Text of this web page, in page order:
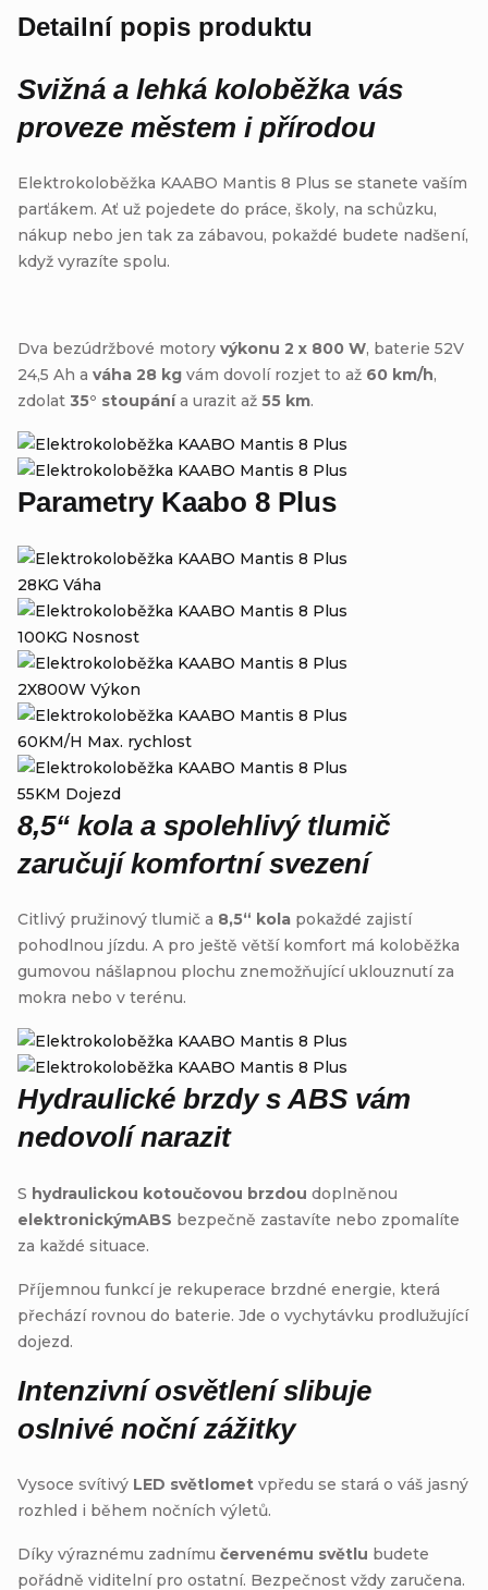
Detailní popis produktu
Svižná a lehká koloběžka vás
proveze městem i přírodou
Elektrokoloběžka KAABO Mantis 8 Plus se stanete vaším
parťákem. Ať už pojedete do práce, školy, na schůzku,
nákup nebo jen tak za zábavou, pokaždé budete nadšení,
když vyrazíte spolu.
Dva bezúdržbové motory výkonu 2 x 800 W, baterie 52V
24,5 Ah a váha 28 kg vám dovolí rozjet to až 60 km/h,
zdolat 35° stoupánía urazit až 55 km.
Parametry Kaabo 8 Plus
28KG Váha
100KG Nosnost
2X800W Výkon
60KM/H Max. rychlost
55KM Dojezd
8,5“ kola a spolehlivý tlumič
zaručují komfortní svezení
Citlivý pružinový tlumič a 8,5“ kola pokaždé zajistí
pohodlnou jízdu. A pro ještě větší komfort má koloběžka
gumovou nášlapnou plochu znemožňující uklouznutí za
mokra nebo v terénu.
Hydraulické brzdy s ABS vám
nedovolí narazit
S hydraulickou kotoučovou brzdou doplněnou
elektronickýmABS bezpečně zastavíte nebo zpomalíte
za každé situace.
Příjemnou funkcí je rekuperace brzdné energie, která
přechází rovnou do baterie. Jde o vychytávku prodlužující
dojezd.
Intenzivní osvětlení slibuje
oslnivé noční zážitky
Vysoce svítivý LED světlomet vpředu se stará o váš jasný
rozhled i během nočních výletů.
Díky výraznému zadnímu červenému světlu budete
pořádně viditelní pro ostatní. Bezpečnost vždy zaručena.